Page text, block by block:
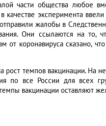
части общества любое
эксперимента
жалобы в
Они ссылаются на то,
от коронавируса сказано,
рост темпов вакцинации. На
по все России для всех
вакцинации оставляют